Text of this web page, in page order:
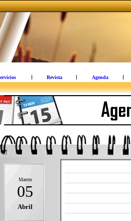
Revista Agenda
Martes
05
Abril